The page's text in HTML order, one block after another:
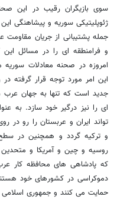
سوی بازیگران رقیب در این
ژئوپلیتیکی سوریه و پیشاهنگی
جمله پشتیبانی از جریان مقاومت
و فرامنطقه ای را در مسائل
امروزه در صحنه معادلات سوریه
این امر مورد توجه قرار گرفته
جدید است که تنها به جهان عرب
ای را نیز درگیر خود سازد. به
تواند ایران و عربستان را رو در
و ترکیه گردد و همچنین در
روسیه و چین و آمریکا و
که پادشاهی های محافظه کار
دموکراسی در کشورهای خود
حمایت می کنند و جمهوری